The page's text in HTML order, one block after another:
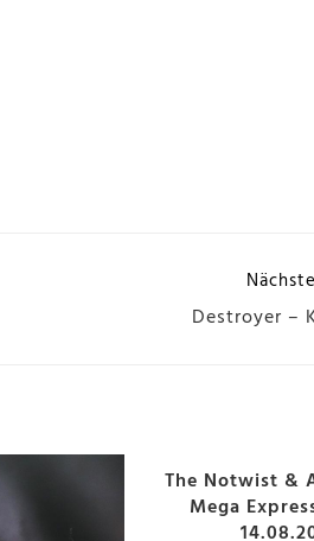
Destroyer –
The Notwist &
Mega